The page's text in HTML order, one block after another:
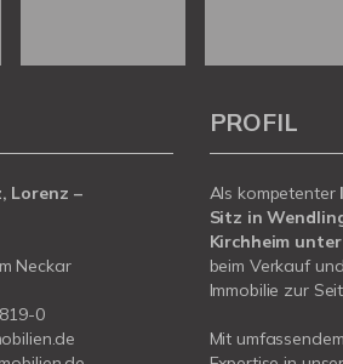
Lorenz –
Neckar
0
PROFIL
Als kompetenter
Sitz in
Kirchheim
beim Verkauf
Immobilie zur
Mit